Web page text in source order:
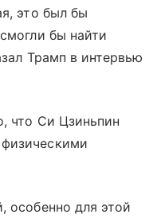
это был бы
бы найти
Трамп в интервью
что Си Цзиньпин
особенно для этой